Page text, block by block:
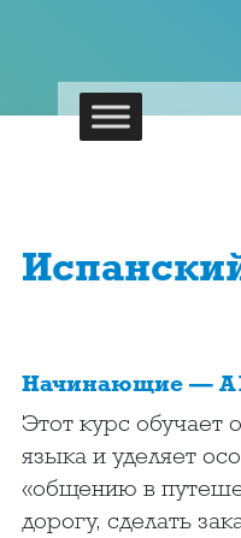
Начинающие —
Этот курс обучает
языка и уделяет
«общению в
дорогу, сделать